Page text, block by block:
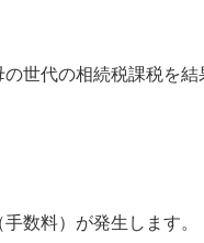
世代の相続税課税を結
数料）が発生します。